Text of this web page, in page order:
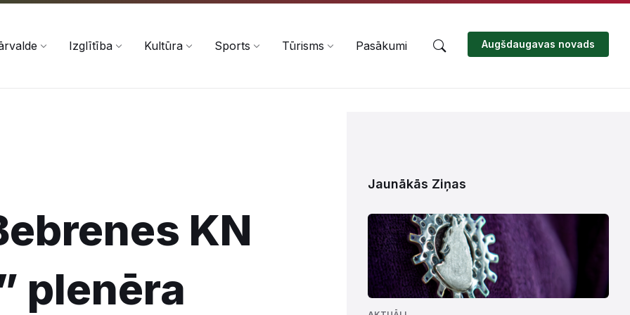
Izglītība Kultūra Sports Tūrisms Pasākumi Augšdaugavas novads
KN
plenēra
Jaunākās Ziņas